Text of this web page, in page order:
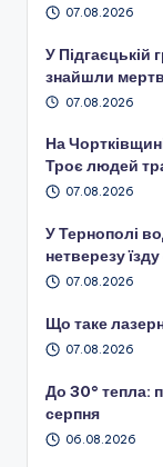
07.08.2026
У Підгаєцькій
знайшли
07.08.2026
На
Троє людей
07.08.2026
У Тернополі
нетверезу
07.08.2026
Що таке
07.08.2026
До 30° тепла:
серпня
06.08.2026